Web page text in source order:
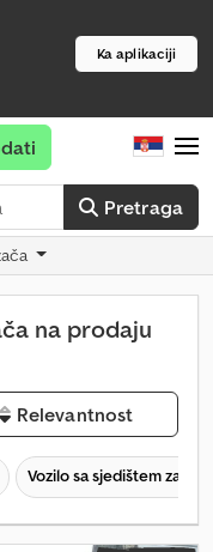
Ka aplikaciji
Pretraga
na prodaju
Relevantnost
Vozilo sa sjedištem za